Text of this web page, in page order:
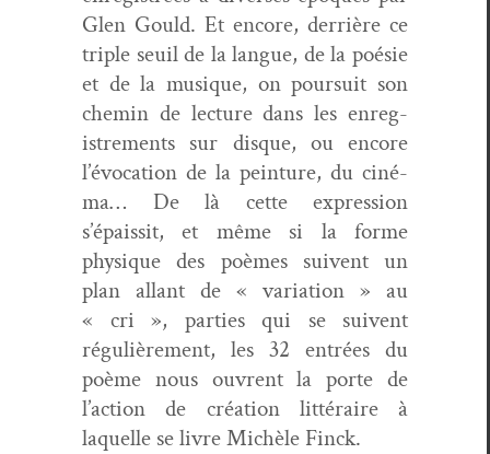
Glen Gould. Et encore, der­rière ce
triple seuil de la langue, de la poésie
et de la musique, on pour­suit son
chemin de lec­ture dans les enreg­
istrements sur disque, ou encore
l’évocation de la pein­ture, du ciné­
ma… Delà cette
expres­sion
s’épaissit, et même si la forme
physique des poèmes suiventun
plan allant de « vari­a­tion » au
« cri », par­ties qui se suiv­ent
régulière­ment, les 32 entrées du
poème nous ouvrentla porte de
l’action de créa­tion lit­téraire à
laque­lle se livre Michèle Finck.